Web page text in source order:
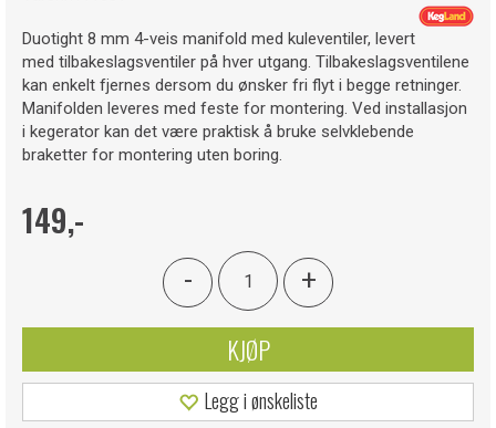
Duotight 8 mm 4-veis manifold med kuleventiler, levert
med tilbakeslagsventiler på hver utgang. Tilbakeslagsventilene
kan enkelt fjernes dersom du ønsker fri flyt i begge retninger.
Manifolden leveres med feste for montering. Ved installasjon
i kegerator kan det være praktisk å bruke selvklebende
braketter for montering uten boring.
149,-
- +
KJØP
Legg i ønskeliste